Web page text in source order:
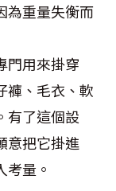
為重量失衡而
門用來掛穿
褲、毛衣、軟
有了這個設
意把它掛進
量。